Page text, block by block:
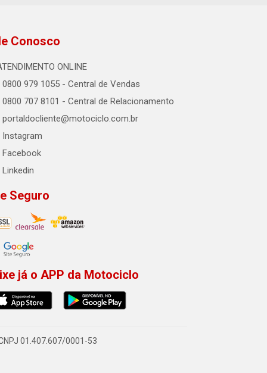
Conosco
ONLINE
0800 979 1055 - Central de Vendas
0800 707 8101 - Central de Relacionamento
portaldocliente@motociclo.com.br
Instagram
Facebook
Linkedin
Seguro
já o APP da Motociclo
01.407.607/0001-53